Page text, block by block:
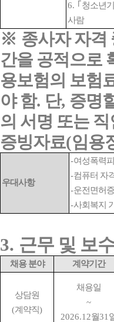
6. ｢ 청소년
사람
※ 종사자 자격
간을 공적으로
용보험의 보험
야 함. 단, 증명
의 서명 또는
증빙자료(임용
우대사항
-여성폭력
-컴퓨터 자
-운전면허
-사회복지
3. 근무 및 보
채용 분야 계약기간
상담원
(계약직)
채용일
~
2026.12월31